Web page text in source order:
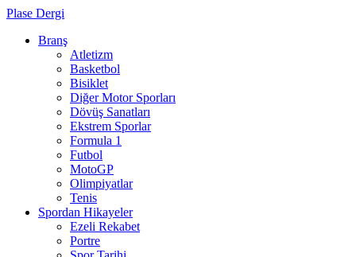
Plase Dergi
Branş
Atletizm
Basketbol
Bisiklet
Diğer Motor Sporları
Dövüş Sanatları
Ekstrem Sporlar
Formula 1
Futbol
MotoGP
Olimpiyatlar
Tenis
Spordan Hikayeler
Ezeli Rekabet
Portre